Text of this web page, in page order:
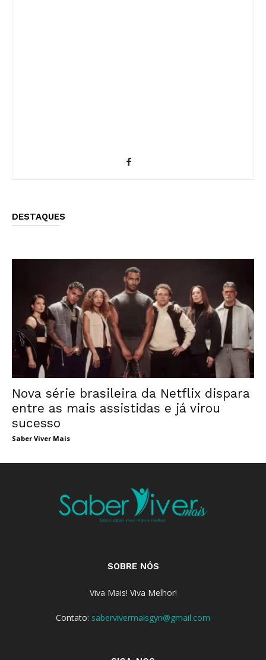
DESTAQUES
Nova série brasileira da Netflix dispara
entre as mais assistidas e já virou
sucesso
Saber Viver Mais
SOBRE NÓS
Viva Mais! Viva Melhor!
Contato: sabervivermaisgyn@gmail.com